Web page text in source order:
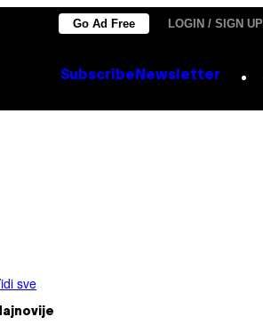
Go Ad Free LOGIN / SIGN UP
Subscribe Newsletter
sve